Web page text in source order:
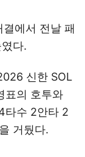
에서 전날 패
다.
신한 SOL
표의 호투와
타수 2안타 2
거뒀다.